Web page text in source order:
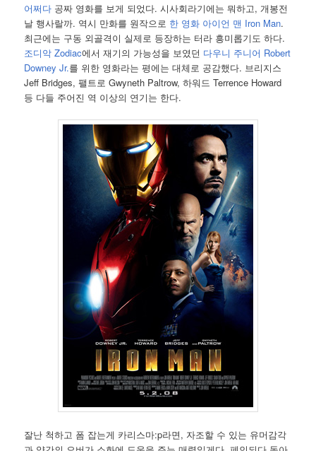
어쩌다 공짜 영화를 보게 되었다. 시사회라기에는 뭐하고, 개봉전
날 행사랄까. 역시 만화를 원작으로 한 영화 아이언 맨 Iron Man.
최근에는 구동 외골격이 실제로 등장하는 터라 흥미롭기도 하다.
조디악 Zodiac에서 재기의 가능성을 보였던 다우니 주니어 Robert
Downey Jr.를 위한 영화라는 평에는 대체로 공감했다. 브리지스
Jeff Bridges, 팰트로 Gwyneth Paltrow, 하워드 Terrence Howard
등 다들 주어진 역 이상의 연기는 한다.
잘난 척하고 폼 잡는게 카리스마:p라면, 자조할 수 있는 유머감각